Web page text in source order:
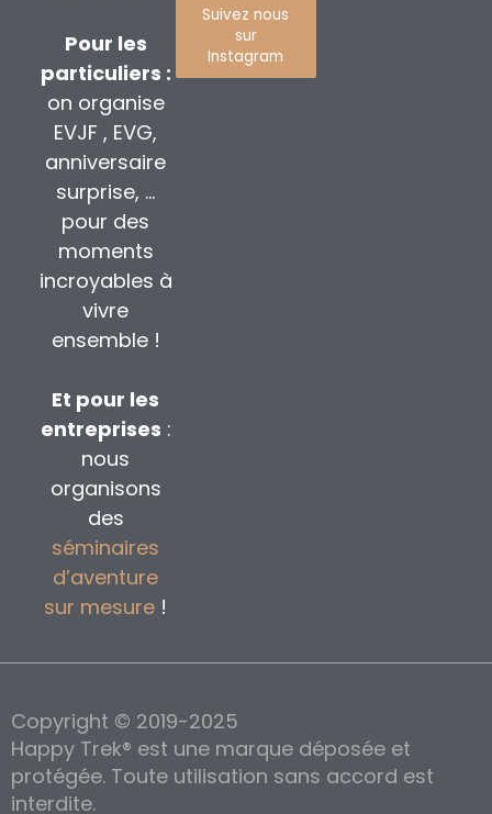
Pour les
particuliers :
on organise
EVJF , EVG,
anniversaire
surprise, …
pour des
moments
incroyables à
vivre
ensemble !
Et pour les
entreprises :
nous
organisons
des
séminaires
d’aventure
sur mesure !
Suivez nous
sur
Instagram
Copyright © 2019-2025
Happy Trek® est une marque déposée et
protégée. Toute utilisation sans accord est
interdite.